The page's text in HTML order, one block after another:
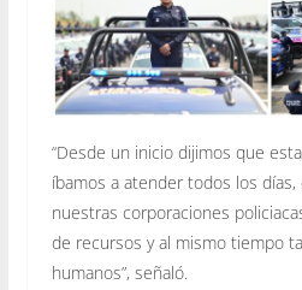
“Desde un inicio dijimos que
íbamos a atender todos los días,
nuestras corporaciones
de recursos y al mismo tiempo
humanos”, señaló.